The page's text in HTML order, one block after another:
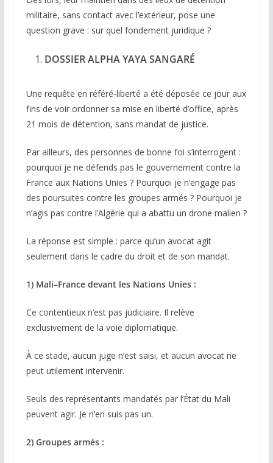
militaire, sans contact avec l’extérieur, pose une
question grave : sur quel fondement juridique ?
DOSSIER ALPHA YAYA SANGARÉ
Une requête en référé-liberté a été déposée ce jour aux
fins de voir ordonner sa mise en liberté d’office, après
21 mois de détention, sans mandat de justice.
Par ailleurs, des personnes de bonne foi s’interrogent :
pourquoi je ne défends pas le gouvernement contre la
France aux Nations Unies ? Pourquoi je n’engage pas
des poursuites contre les groupes armés ? Pourquoi je
n’agis pas contre l’Algérie qui a abattu un drone malien ?
La réponse est simple : parce qu’un avocat agit
seulement dans le cadre du droit et de son mandat.
1) Mali–France devant les Nations Unies :
Ce contentieux n’est pas judiciaire. Il relève
exclusivement de la voie diplomatique.
À ce stade, aucun juge n’est saisi, et aucun avocat ne
peut utilement intervenir.
Seuls des représentants mandatés par l’État du Mali
peuvent agir. Je n’en suis pas un.
2) Groupes armés :